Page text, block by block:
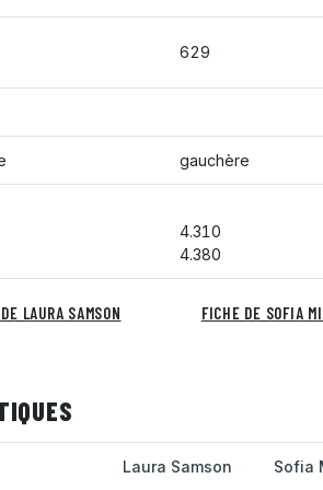
629
gauchère
4.310
4.380
LAURA SAMSON FICHE DE SOFIA
Laura Samson Sofia